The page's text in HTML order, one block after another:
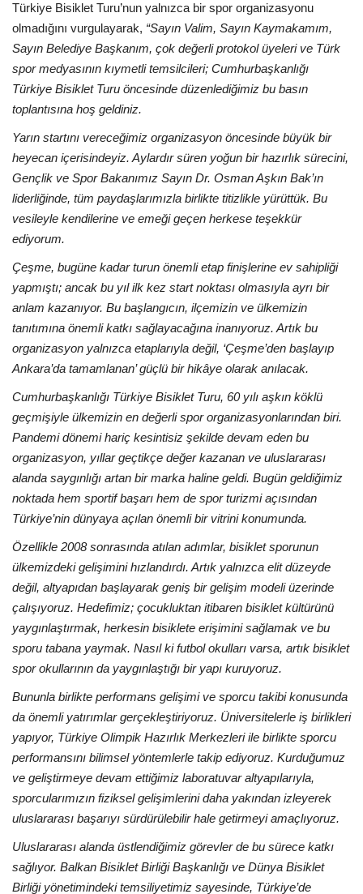
Türkiye Bisiklet Turu’nun yalnızca bir spor organizasyonu
olmadığını vurgulayarak, “Sayın Valim, Sayın Kaymakamım,
Sayın Belediye Başkanım, çok değerli protokol üyeleri ve Türk
spor medyasının kıymetli temsilcileri; Cumhurbaşkanlığı
Türkiye Bisiklet Turu öncesinde düzenlediğimiz bu basın
toplantısına hoş geldiniz.
Yarın startını vereceğimiz organizasyon öncesinde büyük bir
heyecan içerisindeyiz. Aylardır süren yoğun bir hazırlık sürecini,
Gençlik ve Spor Bakanımız Sayın Dr. Osman Aşkın Bak’ın
liderliğinde, tüm paydaşlarımızla birlikte titizlikle yürüttük. Bu
vesileyle kendilerine ve emeği geçen herkese teşekkür
ediyorum.
Çeşme, bugüne kadar turun önemli etap finişlerine ev sahipliği
yapmıştı; ancak bu yıl ilk kez start noktası olmasıyla ayrı bir
anlam kazanıyor. Bu başlangıcın, ilçemizin ve ülkemizin
tanıtımına önemli katkı sağlayacağına inanıyoruz. Artık bu
organizasyon yalnızca etaplarıyla değil, ‘Çeşme’den başlayıp
Ankara’da tamamlanan’ güçlü bir hikâye olarak anılacak.
Cumhurbaşkanlığı Türkiye Bisiklet Turu, 60 yılı aşkın köklü
geçmişiyle ülkemizin en değerli spor organizasyonlarından biri.
Pandemi dönemi hariç kesintisiz şekilde devam eden bu
organizasyon, yıllar geçtikçe değer kazanan ve uluslararası
alanda saygınlığı artan bir marka haline geldi. Bugün geldiğimiz
noktada hem sportif başarı hem de spor turizmi açısından
Türkiye’nin dünyaya açılan önemli bir vitrini konumunda.
Özellikle 2008 sonrasında atılan adımlar, bisiklet sporunun
ülkemizdeki gelişimini hızlandırdı. Artık yalnızca elit düzeyde
değil, altyapıdan başlayarak geniş bir gelişim modeli üzerinde
çalışıyoruz. Hedefimiz; çocukluktan itibaren bisiklet kültürünü
yaygınlaştırmak, herkesin bisiklete erişimini sağlamak ve bu
sporu tabana yaymak. Nasıl ki futbol okulları varsa, artık bisiklet
spor okullarının da yaygınlaştığı bir yapı kuruyoruz.
Bununla birlikte performans gelişimi ve sporcu takibi konusunda
da önemli yatırımlar gerçekleştiriyoruz. Üniversitelerle iş birlikleri
yapıyor, Türkiye Olimpik Hazırlık Merkezleri ile birlikte sporcu
performansını bilimsel yöntemlerle takip ediyoruz. Kurduğumuz
ve geliştirmeye devam ettiğimiz laboratuvar altyapılarıyla,
sporcularımızın fiziksel gelişimlerini daha yakından izleyerek
uluslararası başarıyı sürdürülebilir hale getirmeyi amaçlıyoruz.
Uluslararası alanda üstlendiğimiz görevler de bu sürece katkı
sağlıyor. Balkan Bisiklet Birliği Başkanlığı ve Dünya Bisiklet
Birliği yönetimindeki temsiliyetimiz sayesinde, Türkiye’de